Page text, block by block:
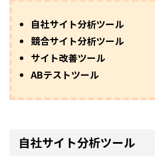
自社サイト分析ツール
競合サイト分析ツール
サイト改善ツール
ABテストツール
自社サイト分析ツール